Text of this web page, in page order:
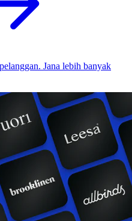
Jana lebih banyak